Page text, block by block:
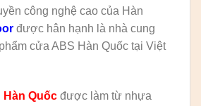
công nghệ cao của Hàn
được hân hạnh là nhà cung
cửa ABS Hàn Quốc tại Việt
Quốc được làm từ nhựa